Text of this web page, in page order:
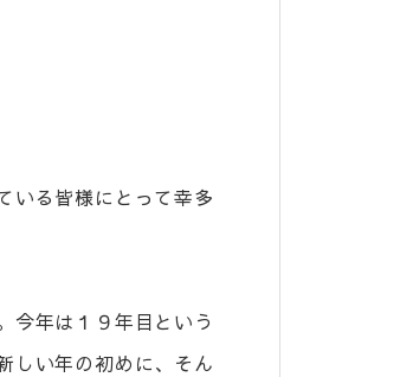
いる皆様にとって幸多
今年は１９年目という
しい年の初めに、そん